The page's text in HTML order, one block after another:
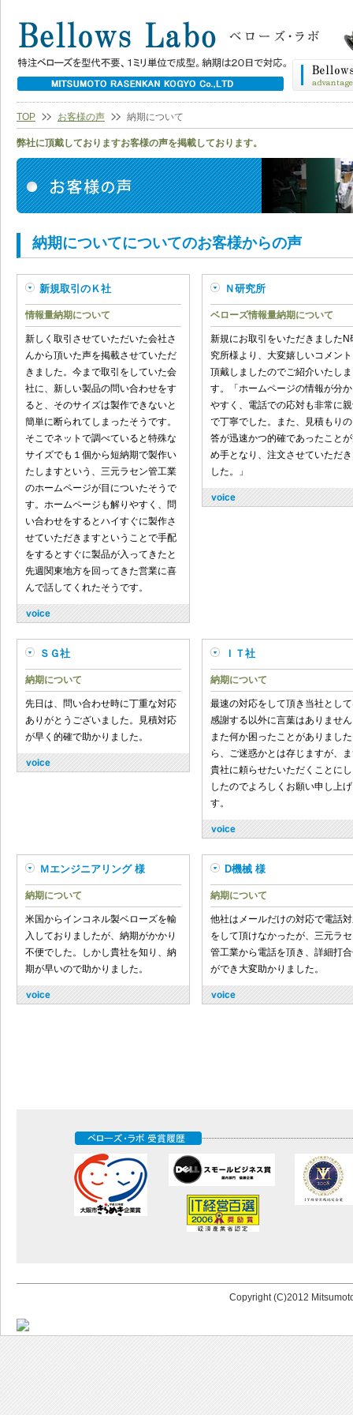
TOP お客様の声 納期について
弊社に頂戴しておりますお客様の声を掲載しております。
納期についてについてのお客様からの声
新規取引のＫ社
情報量納期について
新しく取引させていただいた会社さ
んから頂いた声を掲載させていただ
きました。今まで取引をしていた会
社に、新しい製品の問い合わせをす
ると、そのサイズは製作できないと
簡単に断られてしまったそうです。
そこでネットで調べていると特殊な
サイズでも１個から短納期で製作い
たしますという、三元ラセン管工業
のホームページが目についたそうで
す。ホームページも解りやすく、問
い合わせをするとハイすぐに製作さ
せていただきますということで手配
をするとすぐに製品が入ってきたと
先週関東地方を回ってきた営業に喜
んで話してくれたそうです。
Ｎ研究所
ベローズ情報量納期について
新規にお取引をいただきましたN
究所様より、大変嬉しいコメン
頂戴しましたのでご紹介いたしま
す。「ホームページの情報が分
やすく、電話での応対も非常に
で丁寧でした。また、見積もり
答が迅速かつ的確であったこと
め手となり、注文させていただ
した。」
ＳＧ社
納期について
先日は、問い合わせ時に丁重な対応
ありがとうございました。見積対応
が早く的確で助かりました。
ＩＴ社
納期について
最速の対応をして頂き当社とし
感謝する以外に言葉はありませ
また何か困ったことがありました
ら、ご迷惑かとは存じますが、
貴社に頼らせたいただくことに
したのでよろしくお願い申し上
す。
Ｍエンジニアリング 様
納期について
米国からインコネル製ベローズを輸
入しておりましたが、納期がかかり
不便でした。しかし貴社を知り、納
期が早いので助かりました。
D機械 様
納期について
他社はメールだけの対応で電話
をして頂けなかったが、三元ラ
管工業から電話を頂き、詳細打
ができ大変助かりました。
Copyright (C)2012